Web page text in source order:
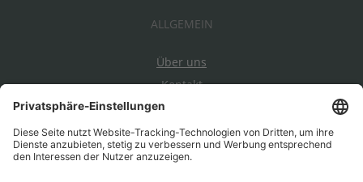
ALLGEMEIN
Über uns
Kontakt
Datenschutz
Impressum
AGBs